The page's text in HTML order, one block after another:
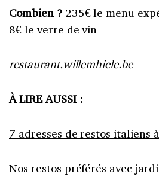
Combien ?235€ le menu
8€ le verre de vin
restaurant.willemhiele.be
À LIRE AUSSI :
7 adresses de restos italiens
Nos restos préférés avec